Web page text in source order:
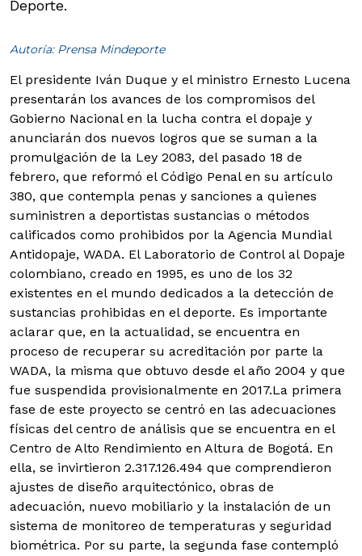
Deporte.
Autoría: Prensa Mindeporte
El presidente Iván Duque y el ministro Ernesto Lucena
presentarán los avances de los compromisos del
Gobierno Nacional en la lucha contra el dopaje y
anunciarán dos nuevos logros que se suman a la
promulgación de la Ley 2083, del pasado 18 de
febrero, que reformó el Código Penal en su artículo
380, que contempla penas y sanciones a quienes
suministren a deportistas sustancias o métodos
calificados como prohibidos por la Agencia Mundial
Antidopaje, WADA. El Laboratorio de Control al Dopaje
colombiano, creado en 1995, es uno de los 32
existentes en el mundo dedicados a la detección de
sustancias prohibidas en el deporte. Es importante
aclarar que, en la actualidad, se encuentra en
proceso de recuperar su acreditación por parte la
WADA, la misma que obtuvo desde el año 2004 y que
fue suspendida provisionalmente en 2017.La primera
fase de este proyecto se centró en las adecuaciones
físicas del centro de análisis que se encuentra en el
Centro de Alto Rendimiento en Altura de Bogotá. En
ella, se invirtieron 2.317.126.494 que comprendieron
ajustes de diseño arquitectónico, obras de
adecuación, nuevo mobiliario y la instalación de un
sistema de monitoreo de temperaturas y seguridad
biométrica. Por su parte, la segunda fase contempló